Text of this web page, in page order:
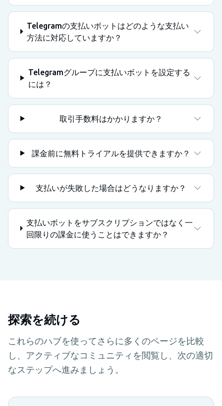
Telegramの支払いボットはどのような支払い
方法に対応していますか？
Telegramグループに支払いボットを設定する
には？
取引手数料はかかりますか？
課金前に無料トライアルを提供できますか？
支払いが失敗した場合はどうなりますか？
支払いボットをサブスクリプションではなく一
回限りの課金に使うことはできますか？
探索を続ける
これらのハブを使ってさらに多くのページを比較
し、アクティブなコミュニティを閲覧し、次の適切
なステップへ進みましょう。